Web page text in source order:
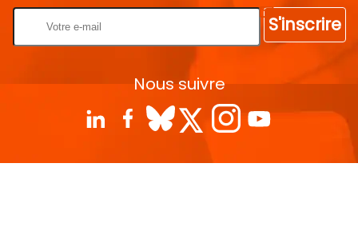
S'inscrire
Nous suivre